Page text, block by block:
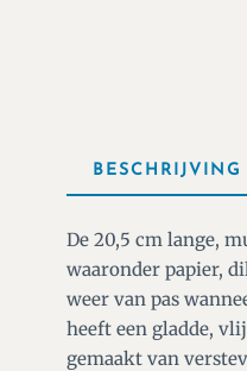
BESCHRIJVING
De 20,5 cm lange,
waaronder papier,
weer van pas
heeft een gladde,
gemaakt van